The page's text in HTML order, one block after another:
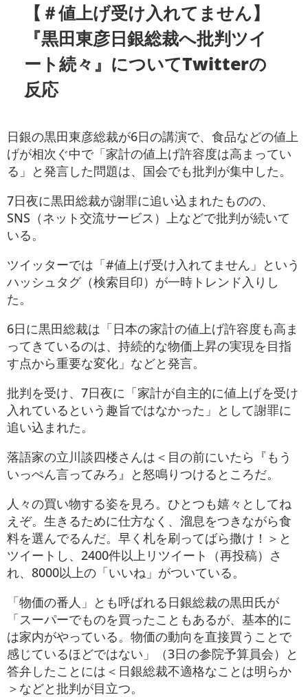
【＃値上げ受け入れてません】
『黒田東彦日銀総裁へ批判ツイ
ート続々』についてTwitterの
反応
日銀の黒田東彦総裁が6日の講演で、食品などの値上
げが相次ぐ中で「家計の値上げ許容度は高まってい
る」と発言した問題は、国会でも批判が集中した。
7日夜に黒田総裁が謝罪に追い込まれたものの、
SNS（ネット交流サービス）上などで批判が続いて
いる。
ツイッターでは「#値上げ受け入れてません」という
ハッシュタグ（検索目印）が一時トレンド入りし
た。
6日に黒田総裁は「日本の家計の値上げ許容度も高ま
ってきているのは、持続的な物価上昇の実現を目指
す点から重要な変化」などと発言。
批判を受け、7日夜に「家計が自主的に値上げを受け
入れているという趣旨ではなかった」として謝罪に
追い込まれた。
落語家の立川談四楼さんは＜目の前にいたら『もう
いっぺん言ってみろ』と怒鳴りつけるところだ。
人々の買い物する姿を見ろ。ひとつも嬉々としてね
えぞ。生きるために仕方なく、溜息をつきながら食
料を選んでるんだ。早く札を刷ってばら撒け！＞と
ツイートし、2400件以上リツイート（再投稿）さ
れ、8000以上の「いいね」がついている。
「物価の番人」とも呼ばれる日銀総裁の黒田氏が
「スーパーでものを買ったこともあるが、基本的に
は家内がやっている。物価の動向を直接買うことで
感じているほどではない」（3日の参院予算員会）と
答弁したことには＜日銀総裁不適格なことは明らか
＞などと批判が目立つ。